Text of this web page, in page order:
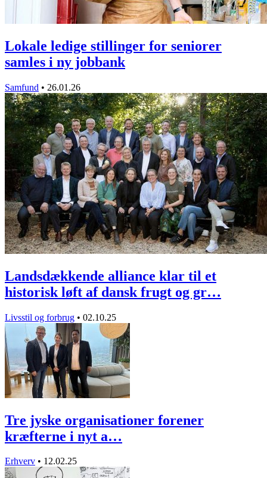
Lokale ledige stillinger for seniorer
samles i ny jobbank
Samfund • 26.01.26
Landsdækkende alliance klar til et
historisk løft af dansk frugt og gr…
Livsstil og forbrug • 02.10.25
Tre jyske organisationer forener
kræfterne i nyt a…
Erhverv • 12.02.25